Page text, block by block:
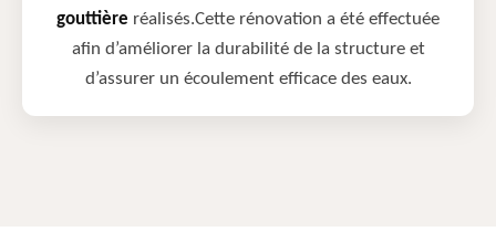
gouttière réalisés.Cette rénovation a été effectuée
afin d’améliorer la durabilité de la structure et
d’assurer un écoulement efficace des eaux.